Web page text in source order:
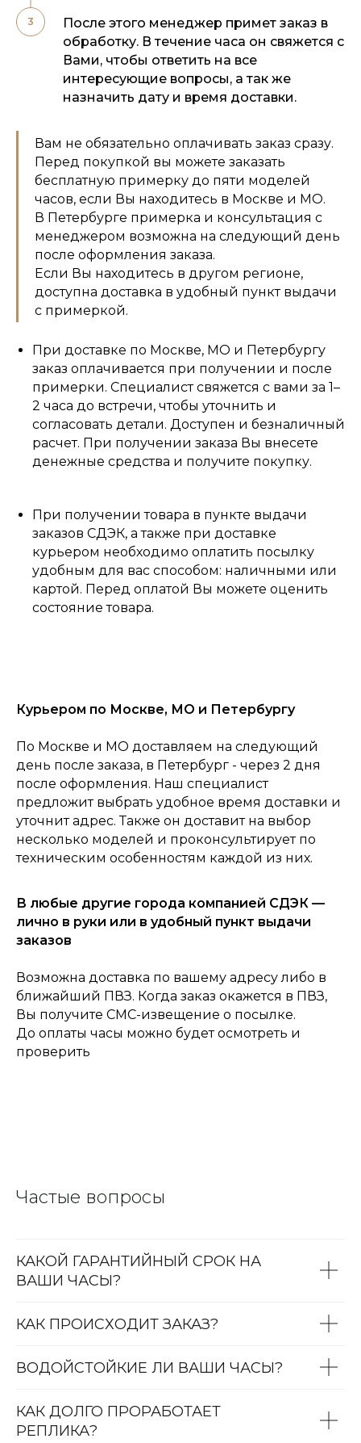
Главная
После этого менеджер примет заказ в
обработку. В течение часа он свяжется с
Вами, чтобы ответить на все
интересующие вопросы, а так же
назначить дату и время доставки.
Вам не обязательно оплачивать заказ сразу.
Перед покупкой вы можете заказать
бесплатную примерку до пяти моделей
часов, если Вы находитесь в Москве и МО.
В Петербурге примерка и консультация с
менеджером возможна на следующий день
после оформления заказа.
Если Вы находитесь в другом регионе,
доступна доставка в удобный пункт выдачи
с примеркой.
При доставке по Москве, МО и Петербургу
заказ оплачивается при получении и после
примерки. Специалист свяжется с вами за 1–
2 часа до встречи, чтобы уточнить и
согласовать детали. Доступен и безналичный
расчет. При получении заказа Вы внесете
денежные средства и получите покупку.
При получении товара в пункте выдачи
заказов СДЭК, а также при доставке
курьером необходимо оплатить посылку
удобным для вас способом: наличными или
картой. Перед оплатой Вы можете оценить
состояние товара.
Курьером по Москве, МО и Петербургу
По Москве и МО доставляем на следующий
день после заказа, в Петербург - через 2 дня
после оформления. Наш специалист
предложит выбрать удобное время доставки и
уточнит адрес. Также он доставит на выбор
несколько моделей и проконсультирует по
техническим особенностям каждой из них.
В любые другие города компанией СДЭК —
лично в руки или в удобный пункт выдачи
заказов
Возможна доставка по вашему адресу либо в
ближайший ПВЗ. Когда заказ окажется в ПВЗ,
Вы получите СМС-извещение о посылке.
До оплаты часы можно будет осмотреть и
проверить
Частые вопросы
КАКОЙ ГАРАНТИЙНЫЙ СРОК НА
ВАШИ ЧАСЫ?
КАК ПРОИСХОДИТ ЗАКАЗ?
ВОДОЙСТОЙКИЕ ЛИ ВАШИ ЧАСЫ?
КАК ДОЛГО ПРОРАБОТАЕТ
РЕПЛИКА?